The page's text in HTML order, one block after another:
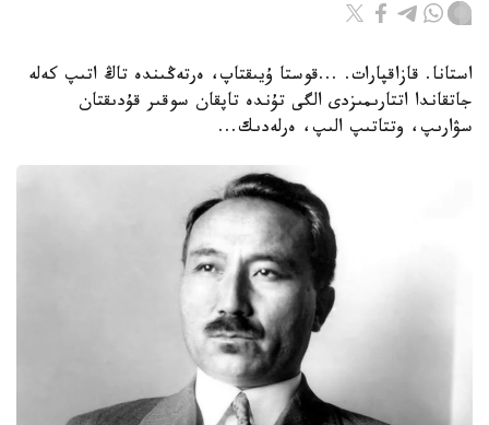
استانا. قازاقپارات. ...قوستا ۇيىقتاپ، ەرتەڭىندە تاڭ اتىپ كەلە
جاتقاندا اتتارىمىزدى الگى تۇندە تاپقان سوقىر قۇدىقتان
سۋارىپ، وتتاتىپ الىپ، ەرلەدىك...